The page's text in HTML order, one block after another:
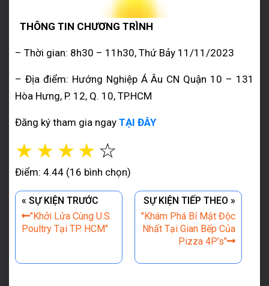
THÔNG TIN CHƯƠNG TRÌNH
– Thời gian: 8h30 – 11h30, Thứ Bảy 11/11/2023
– Địa điểm: Hướng Nghiệp Á Âu CN Quận 10 – 131
Hòa Hưng, P. 12, Q. 10, TP.HCM
Đăng ký tham gia ngay TẠI ĐÂY
☆
☆
☆
☆
☆
Điểm: 4.44 (16 bình chọn)
« SỰ KIỆN TRƯỚC
"Khởi Lửa Cùng U.S.
Poultry Tại TP. HCM"
SỰ KIỆN TIẾP THEO »
"Khám Phá Bí Mật Độc
Nhất Tại Gian Bếp Của
Pizza 4P’s"